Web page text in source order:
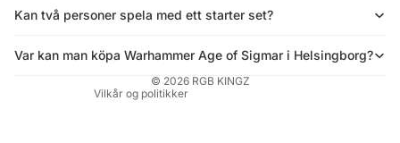
Kan två personer spela med ett starter set?
Var kan man köpa Warhammer Age of Sigmar i Helsingborg?
© 2026 RGB KINGZ
Vilkår og politikker
Leveringspolitik
Juridisk meddelelse